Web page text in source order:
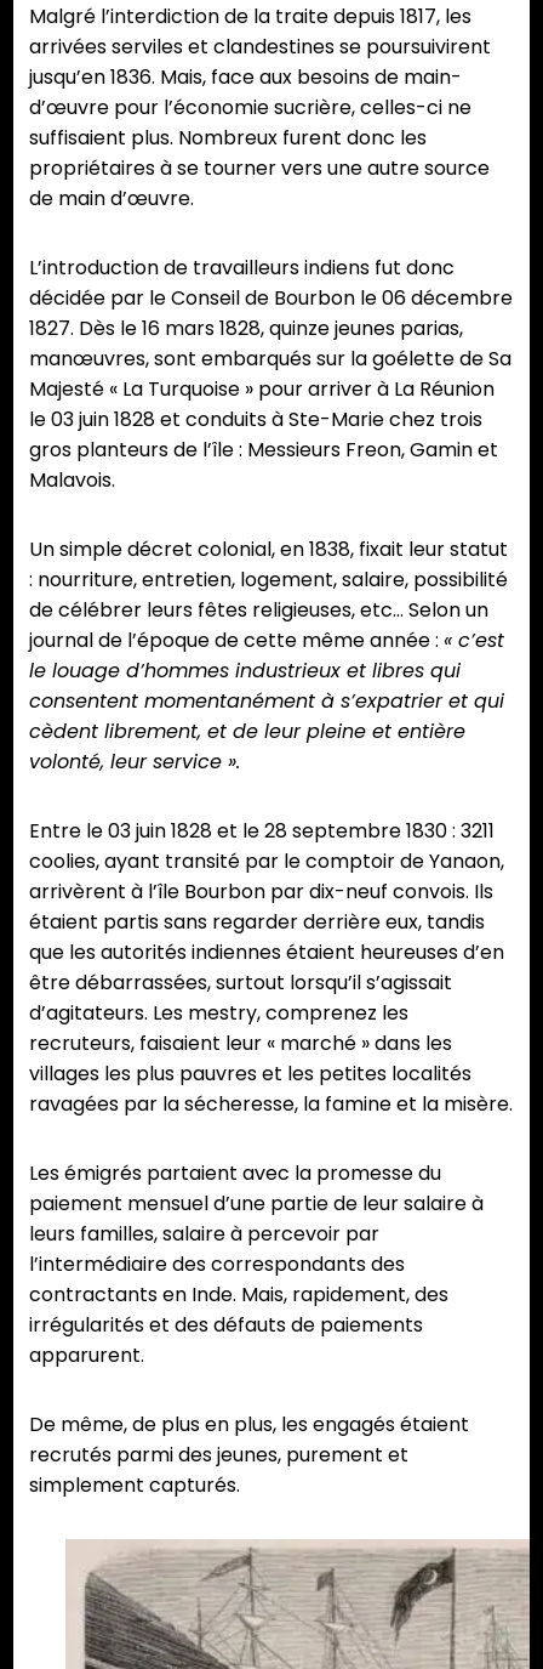
Malgré l’interdiction de la traite depuis 1817, les
arrivées serviles et clandestines se poursuivirent
jusqu’en 1836. Mais, face aux besoins de main-
d’œuvre pour l’économie sucrière, celles-ci ne
suffisaient plus. Nombreux furent donc les
propriétaires à se tourner vers une autre source
de main d’œuvre.
L’introduction de travailleurs indiens fut donc
décidée par le Conseil de Bourbon le 06 décembre
1827. Dès le 16 mars 1828, quinze jeunes parias,
manœuvres, sont embarqués sur la goélette de Sa
Majesté « La Turquoise » pour arriver à La Réunion
le 03 juin 1828 et conduits à Ste-Marie chez trois
gros planteurs de l’île : Messieurs Freon, Gamin et
Malavois.
Un simple décret colonial, en 1838, fixait leur statut
: nourriture, entretien, logement, salaire, possibilité
de célébrer leurs fêtes religieuses, etc… Selon un
journal de l’époque de cette même année : « c’est
le louage d’hommes industrieux et libres qui
consentent momentanément à s’expatrier et qui
cèdent librement, et de leur pleine et entière
volonté, leur service ».
Entre le 03 juin 1828 et le 28 septembre 1830 : 3211
coolies, ayant transité par le comptoir de Yanaon,
arrivèrent à l’île Bourbon par dix-neuf convois. Ils
étaient partis sans regarder derrière eux, tandis
que les autorités indiennes étaient heureuses d’en
être débarrassées, surtout lorsqu’il s’agissait
d’agitateurs. Les mestry, comprenez les
recruteurs, faisaient leur « marché » dans les
villages les plus pauvres et les petites localités
ravagées par la sécheresse, la famine et la misère.
Les émigrés partaient avec la promesse du
paiement mensuel d’une partie de leur salaire à
leurs familles, salaire à percevoir par
l’intermédiaire des correspondants des
contractants en Inde. Mais, rapidement, des
irrégularités et des défauts de paiements
apparurent.
De même, de plus en plus, les engagés étaient
recrutés parmi des jeunes, purement et
simplement capturés.